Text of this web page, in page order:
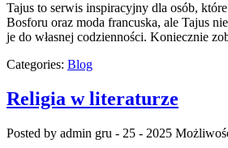
Tajus to serwis inspiracyjny dla osób,
Bosforu oraz moda francuska, ale Tajus
je do własnej codzienności. Koniecznie
Categories: Blog
Religia w literaturze
Posted by admin gru - 25 - 2025